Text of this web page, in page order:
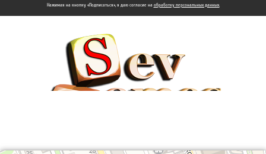
Нажимая на кнопку «Подписаться», я даю cогласие на обработку персональных данных.